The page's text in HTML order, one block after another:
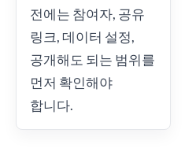
전에는 참여자, 공유
링크, 데이터 설정,
공개해도 되는 범위를
먼저 확인해야
합니다.